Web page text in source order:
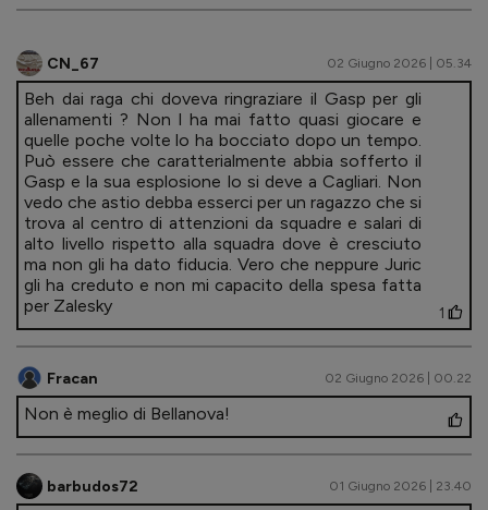
CN_67 02 Giugno 2026 | 05.34
Beh dai raga chi doveva ringraziare il Gasp per gli
allenamenti ? Non l ha mai fatto quasi giocare e
quelle poche volte lo ha bocciato dopo un tempo.
Può essere che caratterialmente abbia sofferto il
Gasp e la sua esplosione lo si deve a Cagliari. Non
vedo che astio debba esserci per un ragazzo che si
trova al centro di attenzioni da squadre e salari di
alto livello rispetto alla squadra dove è cresciuto
ma non gli ha dato fiducia. Vero che neppure Juric
gli ha creduto e non mi capacito della spesa fatta
per Zalesky
1
Fracan 02 Giugno 2026 | 00.22
Non è meglio di Bellanova!
barbudos72 01 Giugno 2026 | 23.40